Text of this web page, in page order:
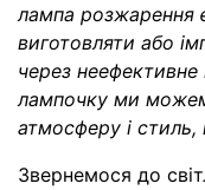
лампа розжарення
виготовляти або
через неефективне
лампочку ми
атмосферу і
Звернемося до